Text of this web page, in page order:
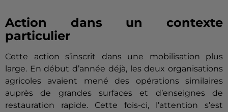
Action dans un contexte
particulier
Cette action s’inscrit dans une mobilisation plus
large. En début d’année déjà, les deux organisations
agricoles avaient mené des opérations similaires
auprès de grandes surfaces et d’enseignes de
restauration rapide. Cette fois-ci, l’attention s’est